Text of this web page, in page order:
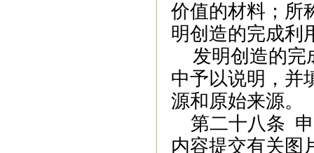
价值的材料；所
明创造的完成利
发明创造的完
中予以说明，并
源和原始来源。
第二十八条
内容提交有关图